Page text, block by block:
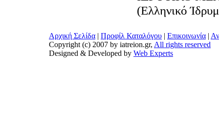
(Ελληνικό
Αρχική Σελίδα | Προφίλ Καταλόγου | Επικοινωνία |
Copyright (c) 2007 by iatreion.gr, All rights reserved
Designed & Developed by Web Experts